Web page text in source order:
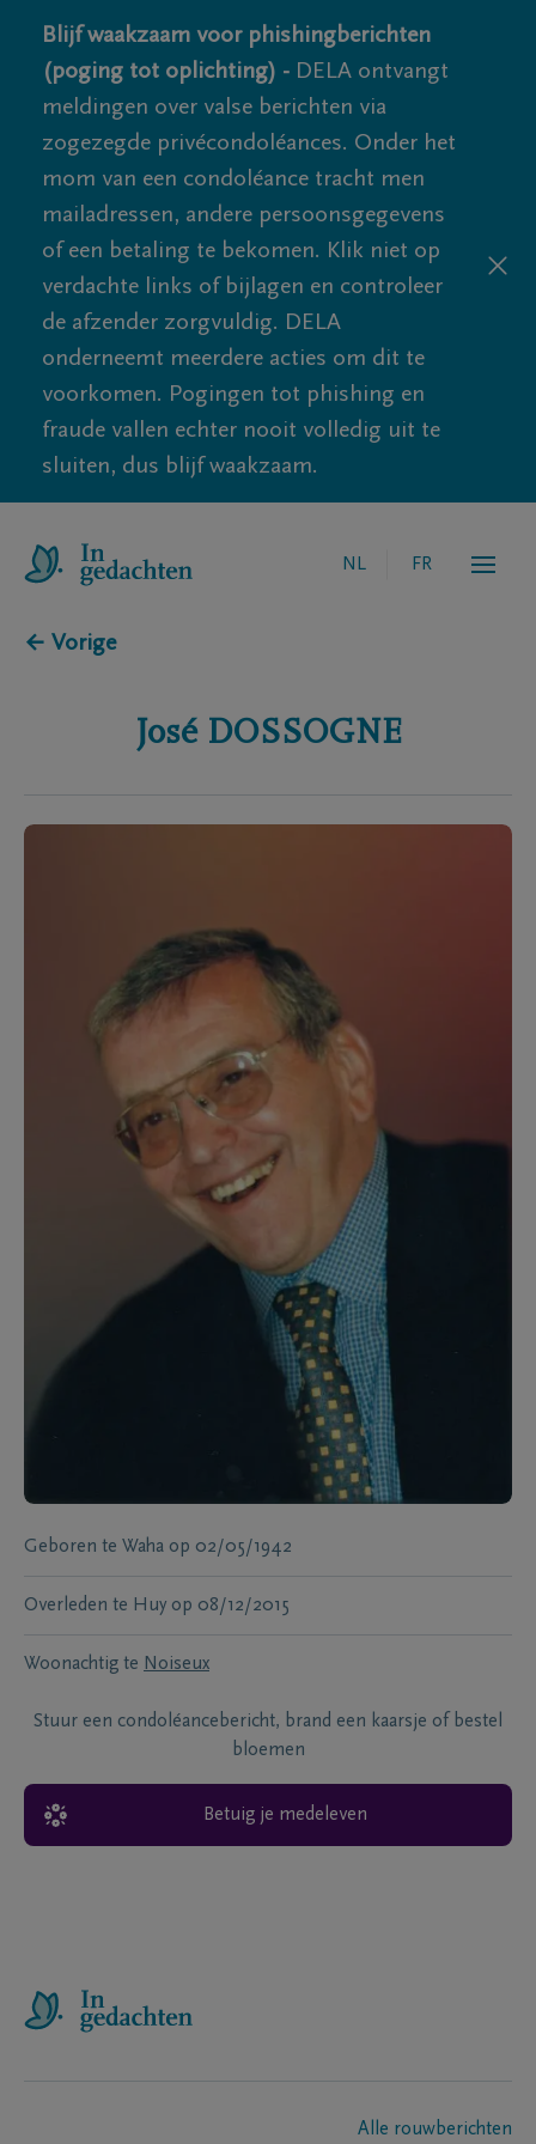
Blijf waakzaam voor phishingberichten
(poging tot oplichting) - DELA ontvangt
meldingen over valse berichten via
zogezegde privécondoléances. Onder het
mom van een condoléance tracht men
mailadressen, andere persoonsgegevens
of een betaling te bekomen. Klik niet op
verdachte links of bijlagen en controleer
de afzender zorgvuldig. DELA
onderneemt meerdere acties om dit te
voorkomen. Pogingen tot phishing en
fraude vallen echter nooit volledig uit te
sluiten, dus blijf waakzaam.
NL FR
← Vorige
José DOSSOGNE
Geboren te Waha op 02/05/1942
Overleden te Huy op 08/12/2015
Woonachtig te Noiseux
Stuur een condoléancebericht, brand een kaarsje of bestel
bloemen
Betuig je medeleven
Alle rouwberichten